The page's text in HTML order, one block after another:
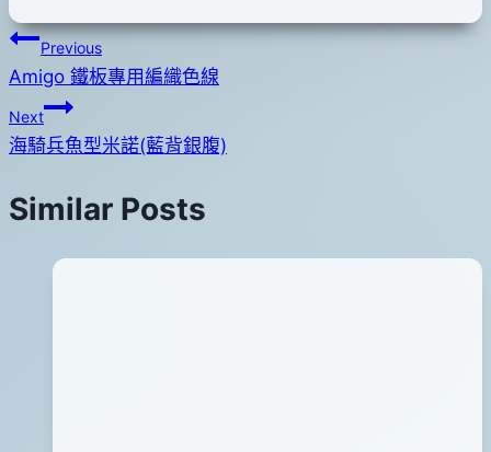
文
章
導
Previous
Amigo 鐵板專用編織色線
Next
海騎兵魚型米諾(藍背銀腹)
Similar Posts